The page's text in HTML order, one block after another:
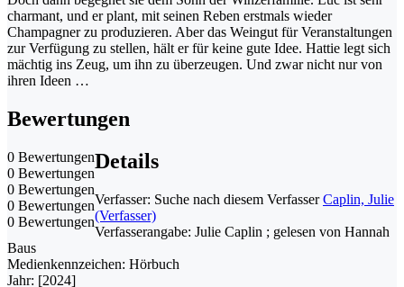
charmant, und er plant, mit seinen Reben erstmals wieder
Champagner zu produzieren. Aber das Weingut für Veranstaltungen
zur Verfügung zu stellen, hält er für keine gute Idee. Hattie legt sich
mächtig ins Zeug, um ihn zu überzeugen. Und zwar nicht nur von
ihren Ideen …
Bewertungen
0 Bewertungen
0 Bewertungen
0 Bewertungen
0 Bewertungen
0 Bewertungen
Details
Verfasser: Suche nach diesem Verfasser Caplin, Julie
(Verfasser)
Verfasserangabe: Julie Caplin ; gelesen von Hannah
Baus
Medienkennzeichen: Hörbuch
Jahr: [2024]